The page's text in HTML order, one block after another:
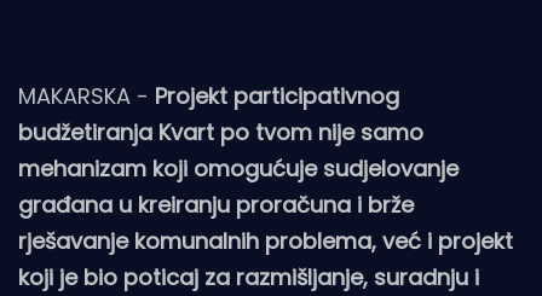
MAKARSKA - Projekt participativnog
budžetiranja Kvart po tvom nije samo
mehanizam koji omogućuje sudjelovanje
građana u kreiranju proračuna i brže
rješavanje komunalnih problema, već i projekt
koji je bio poticaj za razmišljanje, suradnju i